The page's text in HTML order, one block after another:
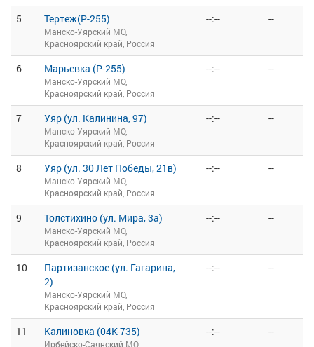
5 Тертеж(Р-255)
Манско-Уярский МО,
Красноярский край, Россия
--:-- --
6 Марьевка (Р-255)
Манско-Уярский МО,
Красноярский край, Россия
--:-- --
7 Уяр (ул. Калинина, 97)
Манско-Уярский МО,
Красноярский край, Россия
--:-- --
8 Уяр (ул. 30 Лет Победы, 21в)
Манско-Уярский МО,
Красноярский край, Россия
--:-- --
9 Толстихино (ул. Мира, 3а)
Манско-Уярский МО,
Красноярский край, Россия
--:-- --
10
Партизанское (ул. Гагарина,
2)
Манско-Уярский МО,
Красноярский край, Россия
--:-- --
11 Калиновка (04К-735)
Ирбейско-Саянский МО,
--:-- --